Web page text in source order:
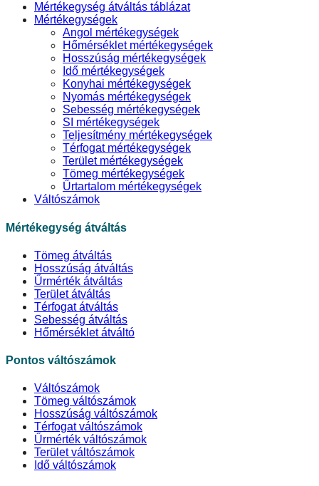
Mértékegység átváltás táblázat
Mértékegységek
Angol mértékegységek
Hőmérséklet mértékegységek
Hosszúság mértékegységek
Idő mértékegységek
Konyhai mértékegységek
Nyomás mértékegységek
Sebesség mértékegységek
SI mértékegységek
Teljesítmény mértékegységek
Térfogat mértékegységek
Terület mértékegységek
Tömeg mértékegységek
Űrtartalom mértékegységek
Váltószámok
Mértékegység átváltás
Tömeg átváltás
Hosszúság átváltás
Űrmérték átváltás
Terület átváltás
Térfogat átváltás
Sebesség átváltás
Hőmérséklet átváltó
Pontos váltószámok
Váltószámok
Tömeg váltószámok
Hosszúság váltószámok
Térfogat váltószámok
Űrmérték váltószámok
Terület váltószámok
Idő váltószámok